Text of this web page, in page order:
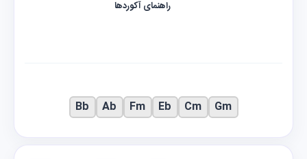
راهنمای آکوردها
Gm
Cm
Eb
Fm
Ab
Bb